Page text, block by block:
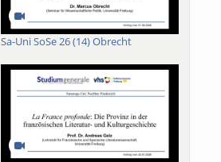
Sa-Uni SoSe 26 (14) Obrecht